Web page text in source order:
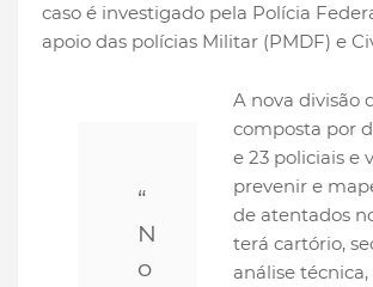
caso é investigado pela Polícia
apoio das polícias Militar (PMDF) e
“
N
o
A nova divisão
composta por
e 23 policiais e
prevenir e
de atentados
terá cartório,
análise técnica,